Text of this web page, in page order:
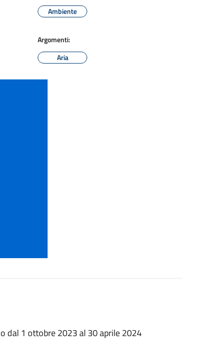
Ambiente
Argomenti:
Aria
dal 1 ottobre 2023 al 30 aprile 2024